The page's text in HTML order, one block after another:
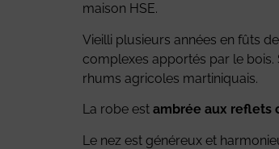
maison HSE.
Vieilli plusieurs années en fûts
complexes apportés par le
rhums agricoles martiniquais.
La robe est ambrée aux reflets
Le nez est généreux et